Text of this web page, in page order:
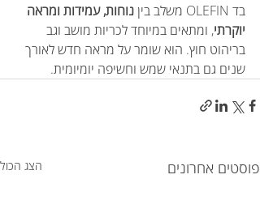
בד OLEFIN משלב בין
נוחות, עמידות ומראה
יוקרתי, ומתאים במיוחד לכריות מושב וגב
בריהוט חוץ. הוא שומר על מראה חדש לאורך
שנים גם בתנאי שמש וחשיפה יומיומית.
פוסטים אחרונים הצג הכול